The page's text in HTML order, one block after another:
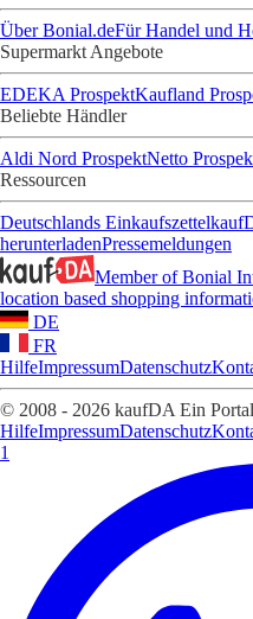
Über Bonial.deFür Handel und
Supermarkt Angebote
EDEKA ProspektKaufland
Beliebte Händler
Aldi Nord ProspektNetto
Ressourcen
Deutschlands Einkaufszettel
herunterladenPressemeldungen
Member of Bonial
location based shopping
DE
FR
HilfeImpressumDatenschutz
© 2008 - 2026 kaufDA Ein
HilfeImpressumDatenschutz
1